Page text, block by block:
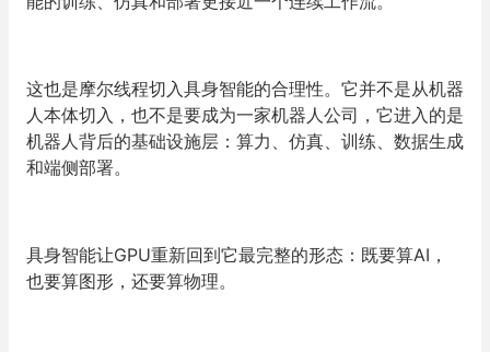
这也是摩尔线程切入具身智能的合理性。它并不是从机器
人本体切入，也不是要成为一家机器人公司，它进入的是
机器人背后的基础设施层：算力、仿真、训练、数据生成
和端侧部署。
具身智能让GPU重新回到它最完整的形态：既要算AI，
也要算图形，还要算物理。